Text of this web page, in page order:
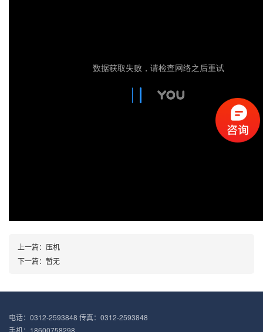
上一篇：压机
下一篇：暂无
电话：0312-2593848 传真：0312-2593848
手机：18600758298